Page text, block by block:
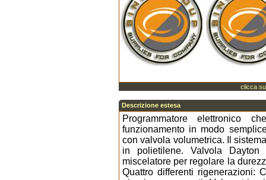
clicca
Descrizione estesa
Programmatore elettronico
funzionamento in modo
con valvola volumetrica. Il
in polietilene. Valvola
miscelatore per regolare la
Quattro differenti rigenerazioni: